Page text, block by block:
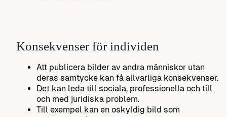
Konsekvenser för individen
Att publicera bilder av andra människor utan
deras samtycke kan få allvarliga konsekvenser.
Det kan leda till sociala, professionella och till
och med juridiska problem.
Till exempel kan en oskyldig bild som